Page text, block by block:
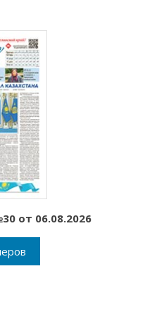
от 06.08.2026